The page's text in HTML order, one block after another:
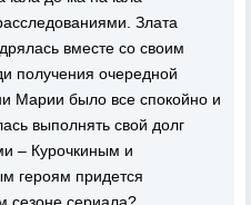
Злата
вместе со своим
получения очередной
Марии было все спокойно и
выполнять свой долг
– Курочкиным и
героям придется